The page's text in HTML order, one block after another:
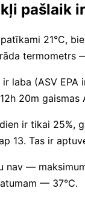
pašlaik
21°C,
termometrs
laba (ASV
20m
ir tikai 25%,
13. Tas ir
nav —
— 37°C.